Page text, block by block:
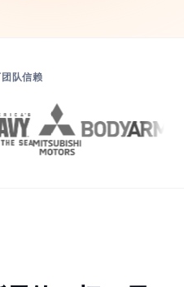
队信赖